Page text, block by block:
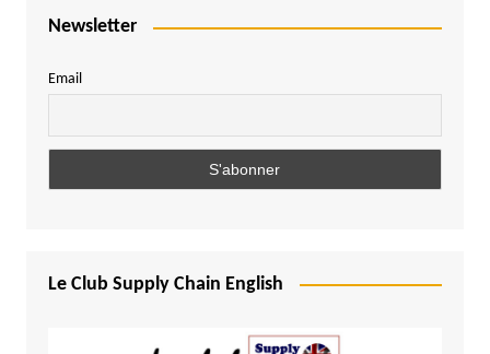
Newsletter
Email
Le Club Supply Chain English